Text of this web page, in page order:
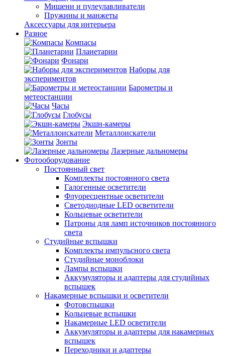
Мишени и пулеулавливатели
Пружины и манжеты
Аксессуары для интерьера
Разное
Компасы
Планетарии
Фонари
Наборы для
экспериментов
Барометры и
метеостанции
Часы
Глобусы
Экшн-камеры
Металлоискатели
Зонты
Лазерные дальномеры
Фотооборудование
Постоянный свет
Комплекты постоянного света
Галогенные осветители
Флуоресцентные осветители
Светодиодные LED осветители
Кольцевые осветители
Патроны для ламп источников постоянного
света
Студийные вспышки
Комплекты импульсного света
Студийные моноблоки
Лампы вспышки
Аккумуляторы и адаптеры для студийных
вспышек
Накамерные вспышки и осветители
Фотовспышки
Кольцевые вспышки
Накамерные LED осветители
Аккумуляторы и адаптеры для накамерных
вспышек
Переходники и адаптеры